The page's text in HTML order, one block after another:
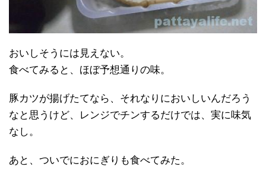
おいしそうには見えない。
食べてみると、ほぼ予想通りの味。
豚カツが揚げたてなら、それなりにおいしいんだろう
なと思うけど、レンジでチンするだけでは、実に味気
なし。
あと、ついでにおにぎりも食べてみた。